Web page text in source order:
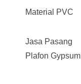
Material PVC
Jasa Pasang
Plafon Gypsum